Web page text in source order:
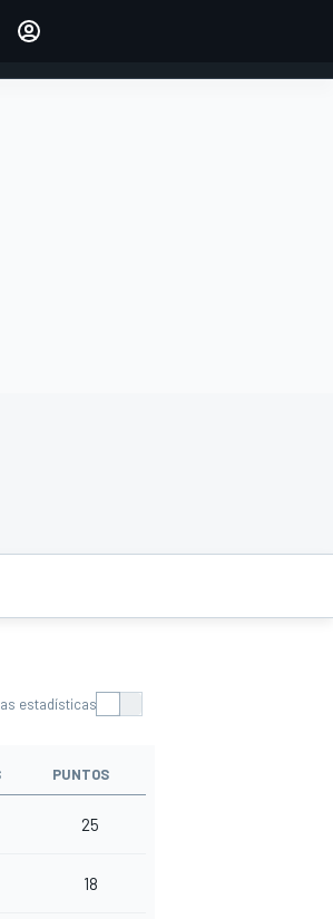
INICIAR SESIÓN
estadísticas
PUNTOS
25
18